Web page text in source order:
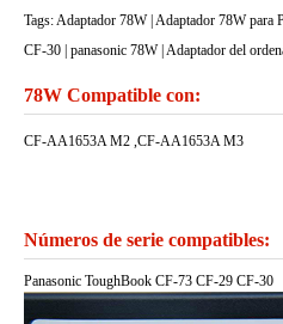
Tags: Adaptador 78W | Adaptador 78W
CF-30 | panasonic 78W | Adaptador del
78W Compatible con:
CF-AA1653A M2 ,CF-AA1653A M3
Números de serie compatibles:
Panasonic ToughBook CF-73 CF-29 CF-30